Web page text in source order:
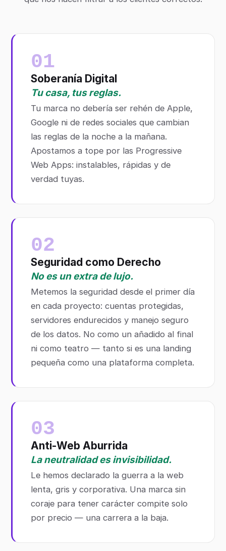
01
Soberanía Digital
Tu casa, tus reglas.
Tu marca no debería ser rehén de Apple,
Google ni de redes sociales que cambian
las reglas de la noche a la mañana.
Apostamos a tope por las Progressive
Web Apps: instalables, rápidas y de
verdad tuyas.
02
Seguridad como Derecho
No es un extra de lujo.
Metemos la seguridad desde el primer día
en cada proyecto: cuentas protegidas,
servidores endurecidos y manejo seguro
de los datos. No como un añadido al final
ni como teatro — tanto si es una landing
pequeña como una plataforma completa.
03
Anti-Web Aburrida
La neutralidad es invisibilidad.
Le hemos declarado la guerra a la web
lenta, gris y corporativa. Una marca sin
coraje para tener carácter compite solo
por precio — una carrera a la baja.